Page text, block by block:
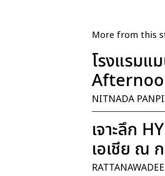
More from this
โรงแรมแ
NITNADA
เจาะลึก
เอเชีย ณ